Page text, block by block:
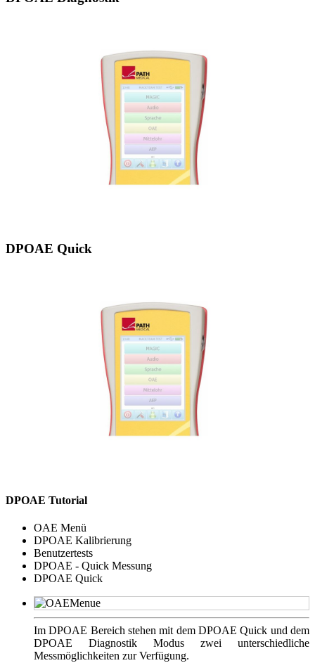
DPOAE Quick
DPOAE Tutorial
OAE Menü
DPOAE Kalibrierung
Benutzertests
DPOAE - Quick Messung
DPOAE Quick
Im DPOAE Bereich stehen mit dem DPOAE Quick und dem
DPOAE Diagnostik Modus zwei unterschiedliche
Messmöglichkeiten zur Verfügung.